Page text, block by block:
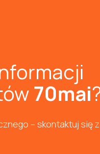
70mai
– skontaktuj się z